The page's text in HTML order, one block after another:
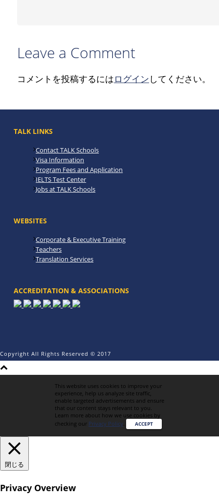
Leave a Comment
コメントを投稿するにはログイン してください。
TALK LINKS
Contact TALK Schools
Visa Information
Program Fees and Application
IELTS Test Center
Jobs at TALK Schools
WEBSITES
Corporate & Executive Training
Teachers
Translation Services
ACCREDITATION & ASSOCIATIONS
Copyright All Rights Reserved © 2017
This website uses cookies to improve your
experience, help us analyze site traffic,
enable targeted advertisements and ensure
that our content stays relevant to you.
Learn more about how we use cookies by
checking our Privacy Policy. ACCEPT
閉じる
Privacy Overview